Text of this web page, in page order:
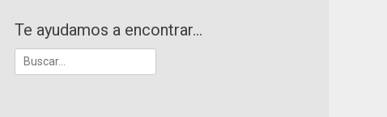
Te ayudamos a encontrar…
Buscar: